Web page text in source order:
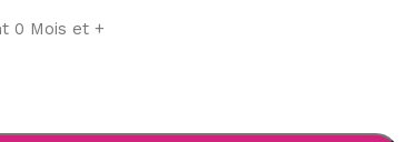
0 Mois et +